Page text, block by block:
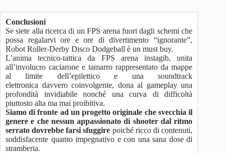
Conclusioni
Se siete alla ricerca di un FPS arena fuori dagli schemi che
possa regalarvi ore e ore di divertimento “ignorante”,
Robot Roller-Derby Disco Dodgeball è un must buy.
L’anima tecnico-tattica da FPS arena instagib, unita
all’involucro caciarone e tamarro rappresentato da mappe
al limite dell’epilettico e una soundtrack
elettronica davvero coinvolgente, dona al gameplay una
profondità invidiabile nonché una curva di difficoltà
piuttosto alta ma mai proibitiva.
Siamo di fronte ad un progetto originale che svecchia il
genere e che nessun appassionato di shooter dal ritmo
serrato dovrebbe farsi sfuggire poiché ricco di contenuti,
soddisfacente quanto impegnativo e con una sana dose di
stramberia.